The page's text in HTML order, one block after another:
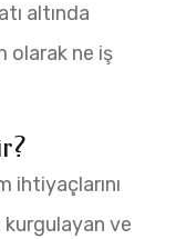
altında
olarak ne iş
ihtiyaçlarını
ve